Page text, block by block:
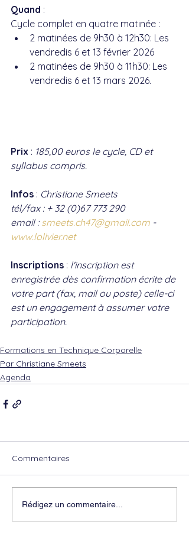
Quand :
Cycle complet en quatre matinée :
2 matinées de 9h30 à 12h30: Les
vendredis 6 et 13 février 2026
2 matinées de 9h30 à 11h30: Les
vendredis 6 et 13 mars 2026.
Prix : 185,00 euros le cycle, CD et
syllabus compris.
Infos : Christiane Smeets
tél/fax : + 32 (0)67 773 290
email : smeets.ch47@gmail.com -
www.lolivier.net
Inscriptions : l'inscription est
enregistrée dès confirmation écrite de
votre part (fax, mail ou poste) celle-ci
est un engagement à assumer votre
participation.
Formations en Technique Corporelle
Par Christiane Smeets
Agenda
Commentaires
Rédigez un commentaire...